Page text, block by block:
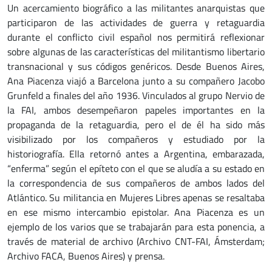
Un acercamiento biográfico a las militantes anarquistas que
participaron de las actividades de guerra y retaguardia
durante el conflicto civil español nos permitirá reflexionar
sobre algunas de las características del militantismo libertario
transnacional y sus códigos genéricos. Desde Buenos Aires,
Ana Piacenza viajó a Barcelona junto a su compañero Jacobo
Grunfeld a finales del año 1936. Vinculados al grupo Nervio de
la FAI, ambos desempeñaron papeles importantes en la
propaganda de la retaguardia, pero el de él ha sido más
visibilizado por los compañeros y estudiado por la
historiografía. Ella retornó antes a Argentina, embarazada,
“enferma” según el epíteto con el que se aludía a su estado en
la correspondencia de sus compañeros de ambos lados del
Atlántico. Su militancia en Mujeres Libres apenas se resaltaba
en ese mismo intercambio epistolar. Ana Piacenza es un
ejemplo de los varios que se trabajarán para esta ponencia, a
través de material de archivo (Archivo CNT-FAI, Ámsterdam;
Archivo FACA, Buenos Aires) y prensa.